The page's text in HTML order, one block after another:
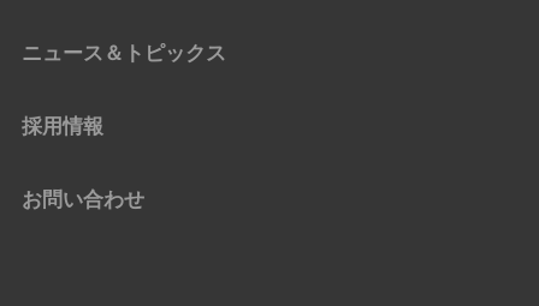
ニュース＆トピックス
採用情報
お問い合わせ